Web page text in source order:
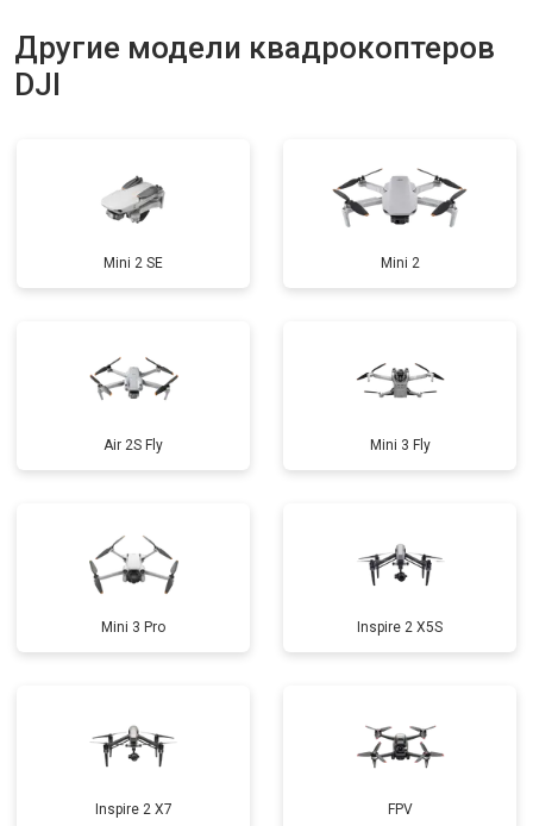
Другие модели квадрокоптеров
DJI
Mini 2 SE Mini 2
Air 2S Fly Mini 3 Fly
Mini 3 Pro Inspire 2 X5S
Inspire 2 X7 FPV